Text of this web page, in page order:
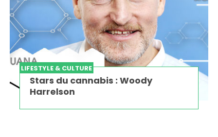
LIFESTYLE & CULTURE
Stars du cannabis : Woody
Harrelson